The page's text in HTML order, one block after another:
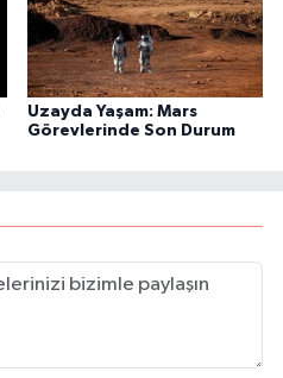
Uzayda Yaşam: Mars
Görevlerinde Son Durum